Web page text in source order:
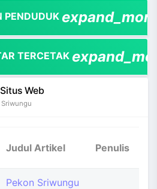
PENDUDUK
TERCETAK
Web
Sriwungu
Judul Artikel Penulis
Pekon Sriwungu